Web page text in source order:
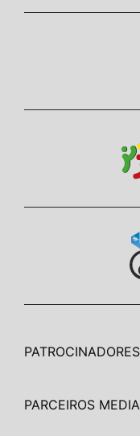
PARCEIROS MEDIA